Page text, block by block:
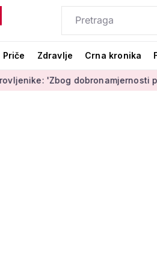
Priče Zdravlje Crna kronika
dobronamjernosti postaju meta